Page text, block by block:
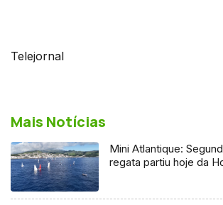
Telejornal
Mais Notícias
Mini Atlantique:
regata partiu hoje da